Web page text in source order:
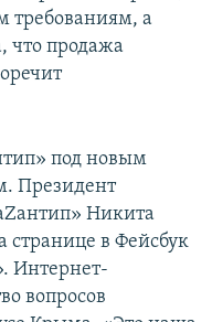
требованиям, а
что продажа
под новым
Президент
Никита
в Фейсбук
Интернет-
вопросов